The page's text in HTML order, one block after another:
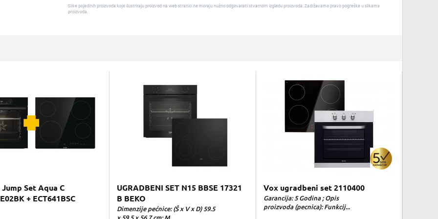
Slike pojedinih proizvoda koje ilustriraju proizvod na web stranici ne moraju nužno odgovarati stvarnom izgledu proizvoda. Zadržavamo pravo pogreške u slikama
proizvoda.
Set Aqua C
+ ECT641BSC
UGRADBENI SET N15 BBSE 17321
B BEKO
Dimenzije pećnice: (Š x V x D) 59.5
Vox ugradbeni set 2110400
Garancija: 5 Godina ; Opis
proizvoda (pecnica): Funkcij...